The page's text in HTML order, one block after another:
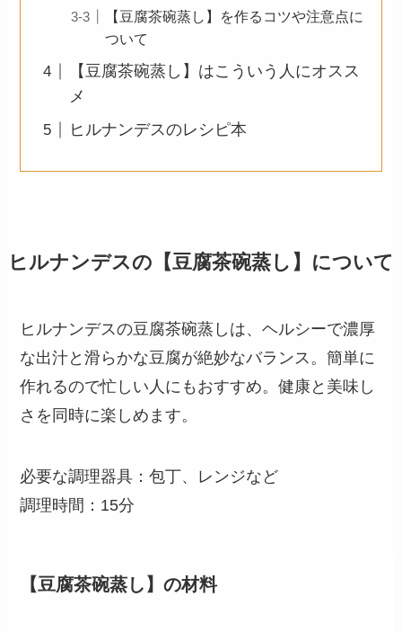
【豆腐茶碗蒸し】を作るコツや注意点に
ついて
【豆腐茶碗蒸し】はこういう人にオスス
メ
ヒルナンデスのレシピ本
ヒルナンデスの【豆腐茶碗蒸し】について
ヒルナンデスの豆腐茶碗蒸しは、ヘルシーで濃厚
な出汁と滑らかな豆腐が絶妙なバランス。簡単に
作れるので忙しい人にもおすすめ。健康と美味し
さを同時に楽しめます。
必要な調理器具：包丁、レンジなど
調理時間：15分
【豆腐茶碗蒸し】の材料